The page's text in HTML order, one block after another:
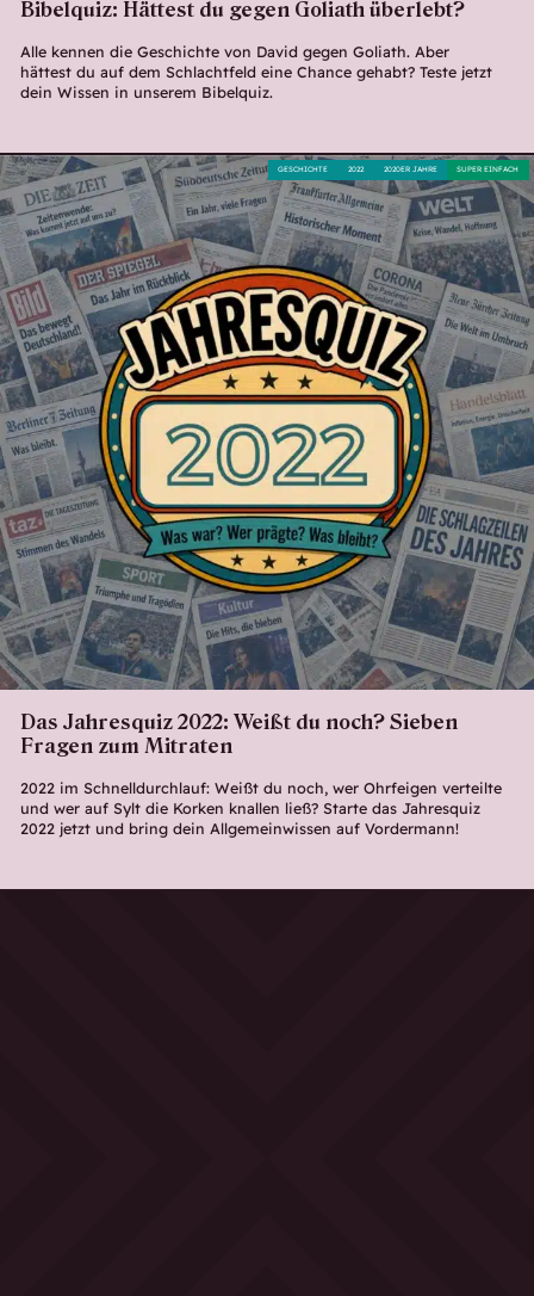
Bibelquiz: Hättest du gegen Goliath überlebt?
Alle kennen die Geschichte von David gegen Goliath. Aber
hättest du auf dem Schlachtfeld eine Chance gehabt? Teste jetzt
dein Wissen in unserem Bibelquiz.
Das Jahresquiz 2022: Weißt du noch? Sieben
Fragen zum Mitraten
2022 im Schnelldurchlauf: Weißt du noch, wer Ohrfeigen verteilte
und wer auf Sylt die Korken knallen ließ? Starte das Jahresquiz
2022 jetzt und bring dein Allgemeinwissen auf Vordermann!
SUPER EINFACH
2020ER JAHRE
2022
GESCHICHTE